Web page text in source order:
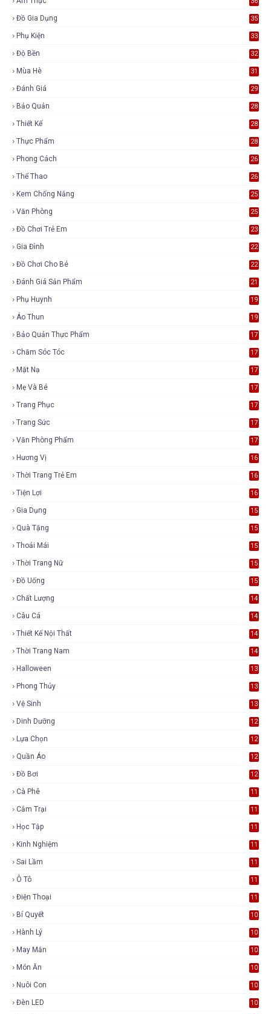
Đồ Gia Dụng 35
Phụ Kiện 33
Độ Bền 32
Mùa Hè 31
Đánh Giá 29
Bảo Quản 28
Thiết Kế 28
Thực Phẩm 28
Phong Cách 26
Thể Thao 26
Kem Chống Nắng 25
Văn Phòng 25
Đồ Chơi Trẻ Em 23
Gia Đình 22
Đồ Chơi Cho Bé 22
Đánh Giá Sản Phẩm 21
Phụ Huynh 19
Áo Thun 19
Bảo Quản Thực Phẩm 17
Chăm Sóc Tóc 17
Mặt Nạ 17
Mẹ Và Bé 17
Trang Phục 17
Trang Sức 17
Văn Phòng Phẩm 17
Hương Vị 16
Thời Trang Trẻ Em 16
Tiện Lợi 16
Gia Dụng 15
Quà Tặng 15
Thoải Mái 15
Thời Trang Nữ 15
Đồ Uống 15
Chất Lượng 14
Câu Cá 14
Thiết Kế Nội Thất 14
Thời Trang Nam 14
Halloween 13
Phong Thủy 13
Vệ Sinh 13
Dinh Dưỡng 12
Lựa Chọn 12
Quần Áo 12
Đồ Bơi 12
Cà Phê 11
Cắm Trại 11
Học Tập 11
Kinh Nghiệm 11
Sai Lầm 11
Ô Tô 11
Điện Thoại 11
Bí Quyết 10
Hành Lý 10
May Mắn 10
Món Ăn 10
Nuôi Con 10
Đèn LED 10